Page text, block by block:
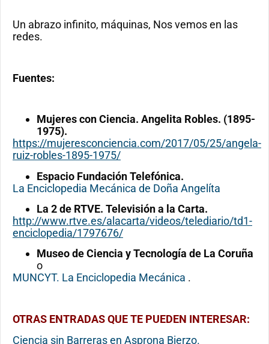
Un abrazo infinito, máquinas, Nos vemos en las
redes.
Fuentes:
Mujeres con Ciencia. Angelita Robles. (1895-
1975).
https://mujeresconciencia.com/2017/05/25/angela-
ruiz-robles-1895-1975/
Espacio Fundación Telefónica.
La Enciclopedia Mecánica de Doña Angelíta
La 2 de RTVE. Televisión a la Carta.
http://www.rtve.es/alacarta/videos/telediario/td1-
enciclopedia/1797676/
Museo de Ciencia y Tecnología de La Coruña
o
MUNCYT. La Enciclopedia Mecánica .
OTRAS ENTRADAS QUE TE PUEDEN INTERESAR:
Ciencia sin Barreras en Asprona Bierzo.